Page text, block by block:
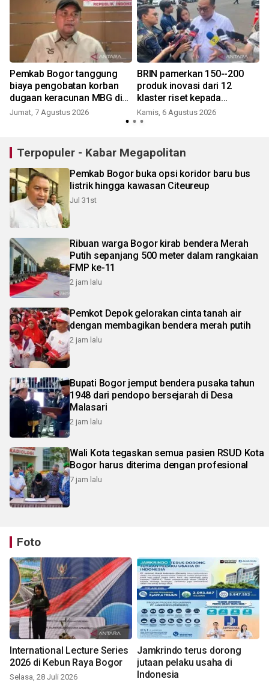
Pemkab Bogor tanggung
biaya pengobatan korban
dugaan keracunan MBG di
Dramaga
Jumat, 7 Agustus 2026
BRIN pamerkan 150--200
produk inovasi dari 12
klaster riset kepada
Presiden
Kamis, 6 Agustus 2026
Terpopuler - Kabar Megapolitan
Pemkab Bogor buka opsi koridor baru bus
listrik hingga kawasan Citeureup
Jul 31st
Ribuan warga Bogor kirab bendera Merah
Putih sepanjang 500 meter dalam rangkaian
FMP ke-11
2 jam lalu
Pemkot Depok gelorakan cinta tanah air
dengan membagikan bendera merah putih
2 jam lalu
Bupati Bogor jemput bendera pusaka tahun
1948 dari pendopo bersejarah di Desa
Malasari
2 jam lalu
Wali Kota tegaskan semua pasien RSUD Kota
Bogor harus diterima dengan profesional
7 jam lalu
Foto
International Lecture Series
2026 di Kebun Raya Bogor
Selasa, 28 Juli 2026
Jamkrindo terus dorong
jutaan pelaku usaha di
Indonesia